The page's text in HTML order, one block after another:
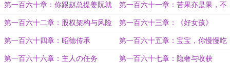
（求月票） 神（4k）
第一百六十章：你跟赵总提姜阮就
行（求月票）
第一百六十一章：苦果亦是果，不
甜也解渴（4k）
第一百六十二章：股权架构与风险
隔离（3k）
第一百六十三章：《好女孩》
（3k）
第一百六十四章：昭德传承 第一百六十五章：宝宝，你慢慢吃
（4k）
第一百六十六章：主人の任务 第一百六十七章：隐奢与收获